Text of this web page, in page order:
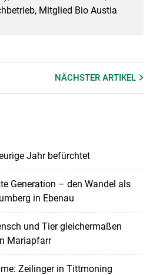
Mitglied Bio Austia
NÄCHSTERARTIKEL
Jahr befürchtet
Generation – den Wandel als
in Ebenau
und Tier gleichermaßen
Mariapfarr
Zeilinger in Tittmoning